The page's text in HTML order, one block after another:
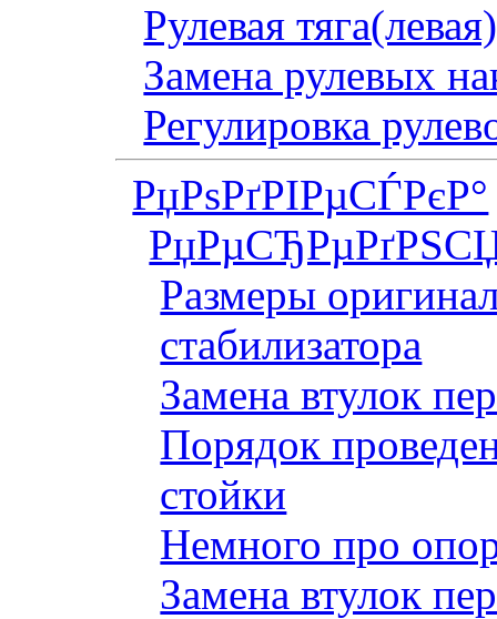
Рулевая
Замена рулевых
Регулировка
РџРѕРґРІРµСЃРєР°
Размеры
стабилизатора
Замена втулок
Порядок
стойки
Немного про
Замена втулок